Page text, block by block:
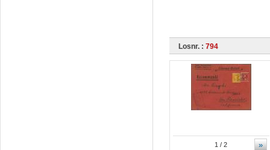
Losnr. : 794
»
1 / 2